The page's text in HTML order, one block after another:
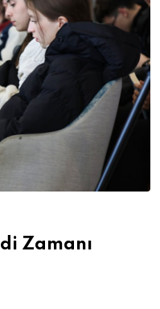
Zamanı